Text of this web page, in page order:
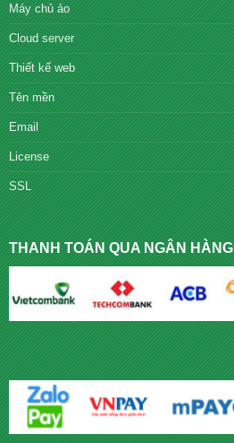
Máy chủ ảo
Cloud server
Thiết kế web
Tên mền
Email
License
SSL
THANH TOÁN QUA NGÂN HÀNG